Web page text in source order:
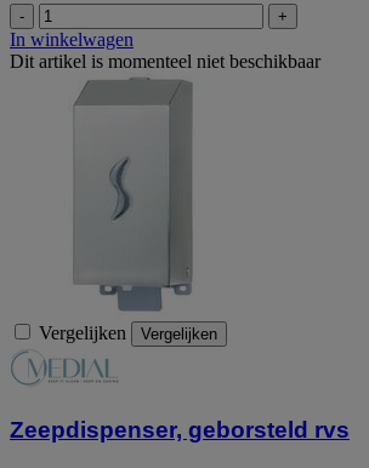
- +
In winkelwagen
Dit artikel is momenteel niet beschikbaar
Vergelijken Vergelijken
Zeepdispenser, geborsteld rvs